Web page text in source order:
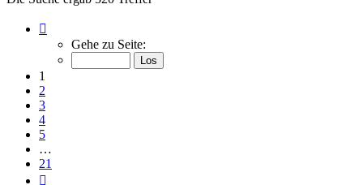
von
Gehe zu Seite:
1
2
3
4
5
…
21